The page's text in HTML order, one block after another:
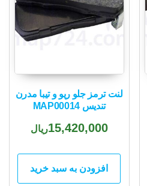
لنت ترمز جلو ریو و تیبا مدرن
تندیس MAP00014
15,420,000ریال
افزودن به سبد خرید